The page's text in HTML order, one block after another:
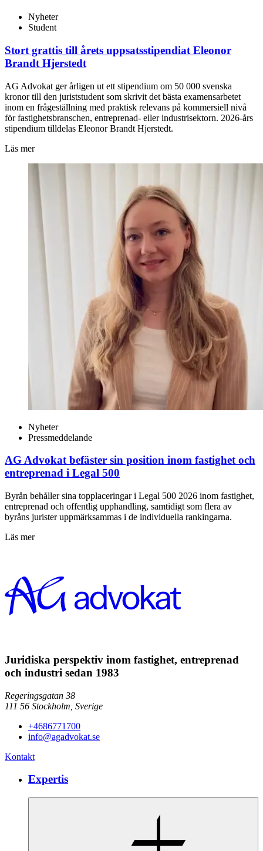
Nyheter
Student
Stort grattis till årets uppsatsstipendiat Eleonor
Brandt Hjerstedt
AG Advokat ger årligen ut ett stipendium om 50 000 svenska
kronor till den juriststudent som skrivit det bästa examensarbetet
inom en frågeställning med praktisk relevans på kommersiell nivå
för fastighetsbranschen, entreprenad- eller industrisektorn. 2026-års
stipendium tilldelas Eleonor Brandt Hjerstedt.
Läs mer
Nyheter
Pressmeddelande
AG Advokat befäster sin position inom fastighet och
entreprenad i Legal 500
Byrån behåller sina topplaceringar i Legal 500 2026 inom fastighet,
entreprenad och offentlig upphandling, samtidigt som flera av
byråns jurister uppmärksammas i de individuella rankingarna.
Läs mer
Juridiska perspektiv inom fastighet, entreprenad
och industri sedan 1983
Regeringsgatan 38
111 56 Stockholm, Sverige
+4686771700
info@agadvokat.se
Kontakt
Expertis